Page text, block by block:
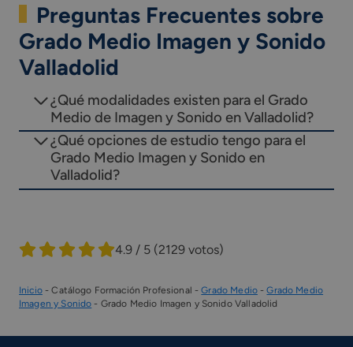
Preguntas Frecuentes sobre
Grado Medio Imagen y Sonido
Valladolid
¿Qué modalidades existen para el Grado
Medio de Imagen y Sonido en Valladolid?
¿Qué opciones de estudio tengo para el
Grado Medio Imagen y Sonido en
Valladolid?
4.9 / 5 (2129 votos)
Inicio-Catálogo Formación Profesional -Grado Medio-Grado Medio
Imagen y Sonido - Grado Medio Imagen y Sonido Valladolid